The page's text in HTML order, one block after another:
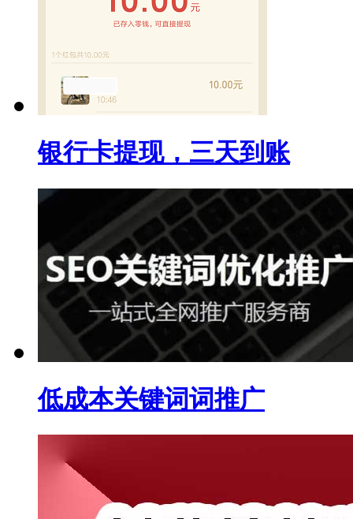
银行卡提现，三天到账
低成本关键词词推广